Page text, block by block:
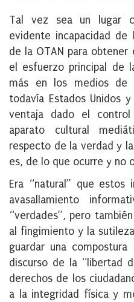
Tal vez sea un lugar
evidente incapacidad de
de la OTAN para
el esfuerzo principal de
más en los medios de
todavía Estados Unidos
ventaja dado el
aparato cultural
respecto de la verdad y
es, de lo que ocurre y no
Era “natural” que estos
avasallamiento
“verdades”, pero
al fingimiento y la
guardar una
discurso de la “libertad
derechos de los
a la integridad física y